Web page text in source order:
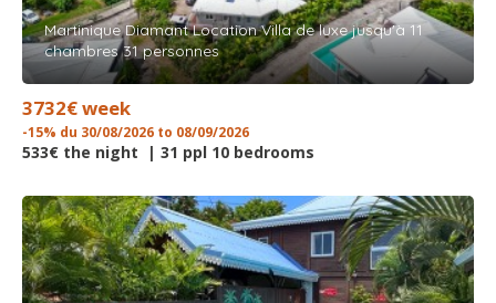
Martinique Diamant Location Villa de luxe jusqu'à 11
chambres 31 personnes
3732€ week
-15% du 30/08/2026 to 08/09/2026
533€ the night | 31 ppl 10 bedrooms